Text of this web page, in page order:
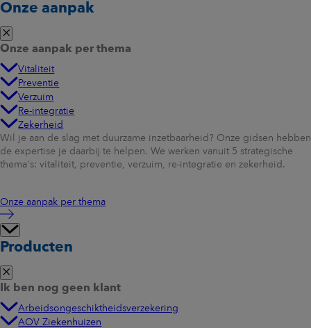
Onze aanpak
Onze aanpak per thema
Vitaliteit
Preventie
Verzuim
Re-integratie
Zekerheid
Wil je aan de slag met duurzame inzetbaarheid? Onze gidsen hebben
de expertise je daarbij te helpen. We werken vanuit 5 strategische
thema's: vitaliteit, preventie, verzuim, re-integratie en zekerheid.
Onze aanpak per thema
Producten
Ik ben nog geen klant
Arbeidsongeschiktheidsverzekering
AOV Ziekenhuizen